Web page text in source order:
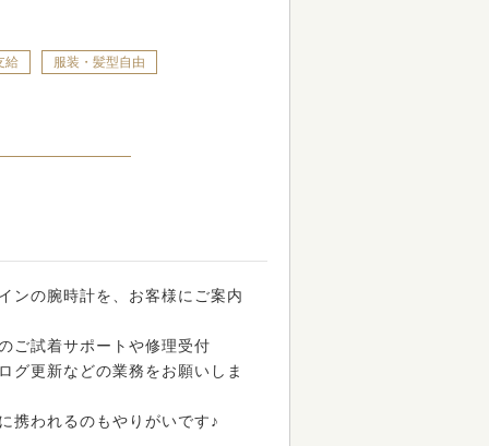
給 服装・髪型自由
ンの腕時計を、お客様にご案内
ご試着サポートや修理受付
グ更新などの業務をお願いしま
携われるのもやりがいです♪